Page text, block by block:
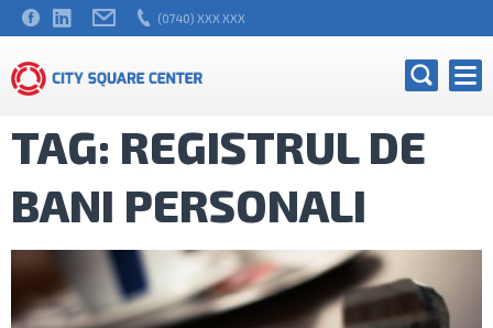
(0740) XXX XXX
TAG: REGISTRUL DE
BANI PERSONALI